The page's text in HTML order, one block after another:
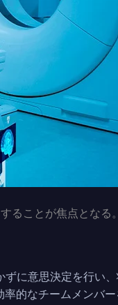
ことが焦点となる
に意思決定を行い
的なチームメンバー